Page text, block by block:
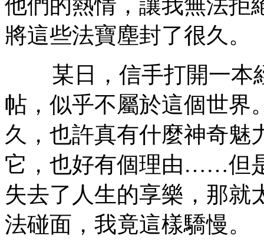
他們的熱情，讓我無法拒
將這些法寶塵封了很久。
某日，信手打開一本
帖，似乎不屬於這個世界
久，也許真有什麼神奇魅
它，也好有個理由……但
失去了人生的享樂，那就
法碰面，我竟這樣驕慢。